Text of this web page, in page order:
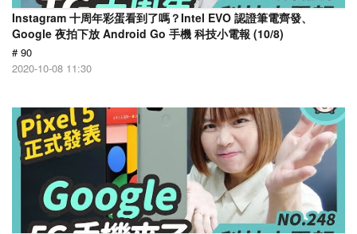
Instagram 十周年彩蛋看到了嗎？Intel EVO 認證筆電齊發、
Google 夜拍下放 Android Go 手機 科技小電報 (10/8)
# 90
2020-10-08 11:30